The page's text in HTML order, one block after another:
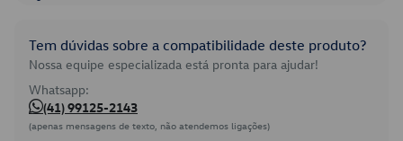
Tem dúvidas sobre a compatibilidade deste produto?
Nossa equipe especializada está pronta para ajudar!
Whatsapp:
(41) 99125-2143
(apenas mensagens de texto, não atendemos ligações)